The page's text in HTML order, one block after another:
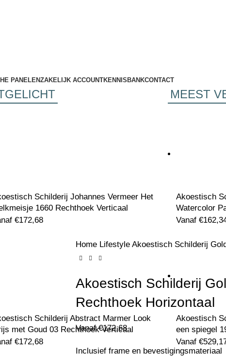
PANELENZAKELIJK ACCOUNTKENNISBANKCONTACT
Home Lifestyle Akoestisch Schilderij
Akoestisch Schilderij
Rechthoek Horizontaal
Vanaf€172,68
Inclusief frame en bevestigingsmateriaal
Schilderij Johannes Vermeer Het
1660 Rechthoek Verticaal
€172,68
Schilderij Abstract Marmer Look
met Goud 03 Rechthoek Verticaal
€172,68
MEEST
Akoestisch
Watercolor
Vanaf €
Akoestisch
een spiegel
Vanaf €